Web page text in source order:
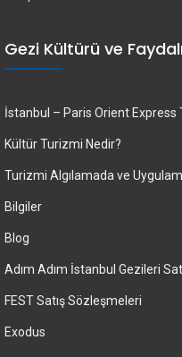
Gezi Kültürü ve
İstanbul – Paris Orient Express
Kültür Turizmi Nedir?
Turizmi Algılamada ve
Bilgiler
Blog
Adım Adım İstanbul Gezileri
FEST Satış Sözleşmeleri
Exodus